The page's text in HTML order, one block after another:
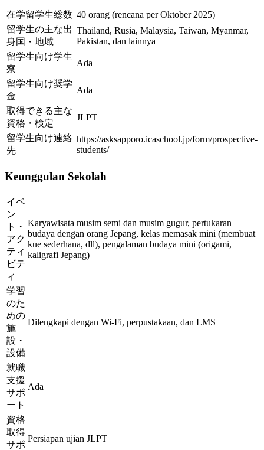
在学留学生総数 40 orang (rencana per Oktober 2025)
留学生の主な出
身国・地域
Thailand, Rusia, Malaysia, Taiwan, Myanmar,
Pakistan, dan lainnya
留学生向け学生
寮
Ada
留学生向け奨学
金
Ada
取得できる主な
資格・検定
JLPT
留学生向け連絡
先
https://asksapporo.icaschool.jp/form/prospective-
students/
Keunggulan Sekolah
イベ
ン
ト・
アク
ティ
ビテ
ィ
Karyawisata musim semi dan musim gugur, pertukaran
budaya dengan orang Jepang, kelas memasak mini (membuat
kue sederhana, dll), pengalaman budaya mini (origami,
kaligrafi Jepang)
学習
のた
めの
施
設・
設備
Dilengkapi dengan Wi-Fi, perpustakaan, dan LMS
就職
支援
サポ
ート
Ada
資格
取得
サポ
Persiapan ujian JLPT